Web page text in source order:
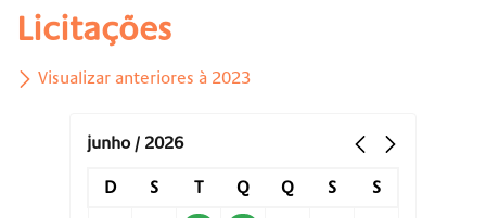
Licitações
Visualizar anteriores à 2023
junho / 2026
D S T Q Q S S